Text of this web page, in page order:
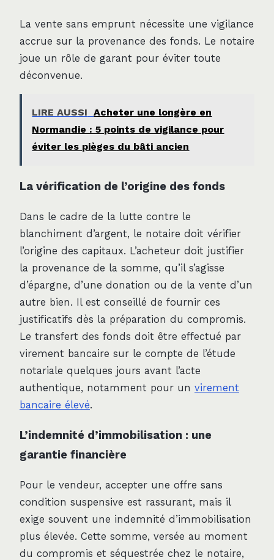
La vente sans emprunt nécessite une vigilance
accrue sur la provenance des fonds. Le notaire
joue un rôle de garant pour éviter toute
déconvenue.
LIRE AUSSI
Acheter une longère en
Normandie : 5 points de vigilance pour
éviter les pièges du bâti ancien
La vérification de l’origine des fonds
Dans le cadre de la lutte contre le
blanchiment d’argent, le notaire doit vérifier
l’origine des capitaux. L’acheteur doit justifier
la provenance de la somme, qu’il s’agisse
d’épargne, d’une donation ou de la vente d’un
autre bien. Il est conseillé de fournir ces
justificatifs dès la préparation du compromis.
Le transfert des fonds doit être effectué par
virement bancaire sur le compte de l’étude
notariale quelques jours avant l’acte
authentique, notamment pour un virement
bancaire élevé.
L’indemnité d’immobilisation : une
garantie financière
Pour le vendeur, accepter une offre sans
condition suspensive est rassurant, mais il
exige souvent une indemnité d’immobilisation
plus élevée. Cette somme, versée au moment
du compromis et séquestrée chez le notaire,